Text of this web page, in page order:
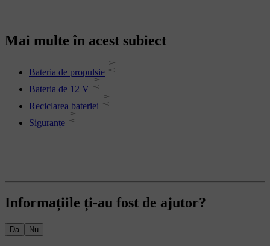
Mai multe în acest subiect
Bateria de propulsie
Bateria de 12 V
Reciclarea bateriei
Siguranțe
Informațiile ți-au fost de ajutor?
Da Nu